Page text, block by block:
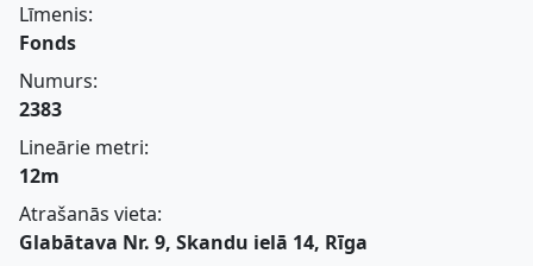
Līmenis:
Fonds
Numurs:
2383
Lineārie metri:
12m
Atrašanās vieta:
Glabātava Nr. 9, Skandu ielā 14, Rīga